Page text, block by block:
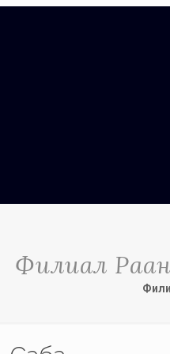
Филиал